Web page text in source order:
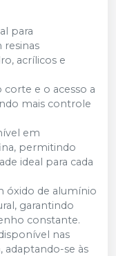
para
acrílicos e
corte e o acesso a
mais controle
em
permitindo
ideal para cada
óxido de alumínio
garantindo
constante.
nas
adaptando-se às